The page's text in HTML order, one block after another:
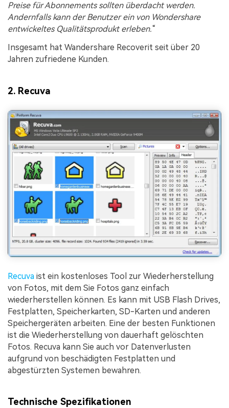
Preise für Abonnements sollten überdacht werden.
Andernfalls kann der Benutzer ein von Wondershare
entwickeltes Qualitätsprodukt erleben.
Insgesamt hat Wandershare Recoverit seit über 20
Jahren zufriedene Kunden.
2. Recuva
Recuva ist ein kostenloses Tool zur Wiederherstellung
von Fotos, mit dem Sie Fotos ganz einfach
wiederherstellen können. Es kann mit USB Flash Drives,
Festplatten, Speicherkarten, SD-Karten und anderen
Speichergeräten arbeiten. Eine der besten Funktionen
ist die Wiederherstellung von dauerhaft gelöschten
Fotos. Recuva kann Sie auch vor Datenverlusten
aufgrund von beschädigten Festplatten und
abgestürzten Systemen bewahren.
Technische Spezifikationen